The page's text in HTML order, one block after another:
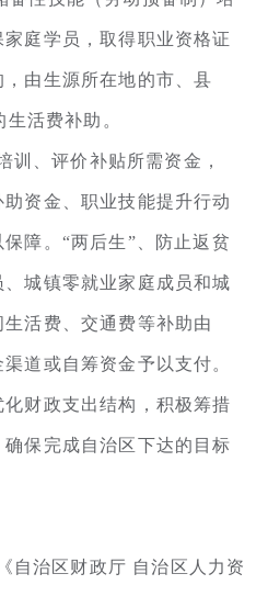
庭学员，取得职业资格证
由生源所在地的市、县
生活费补助。
训、评价补贴所需资金，
资金、职业技能提升行动
障。“两后生”、防止返贫
城镇零就业家庭成员和城
活费、交通费等补助由
道或自筹资金予以支付。
财政支出结构，积极筹措
保完成自治区下达的目标
自治区财政厅 自治区人力资